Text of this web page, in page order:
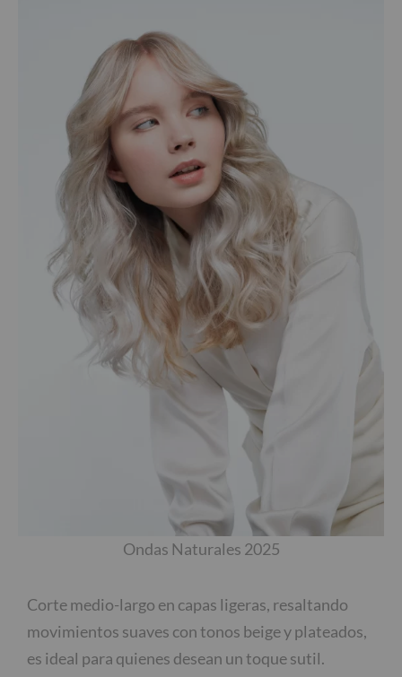
Ondas Naturales 2025
Corte medio-largo en capas ligeras, resaltando
movimientos suaves con tonos beige y plateados,
es ideal para quienes desean un toque sutil.